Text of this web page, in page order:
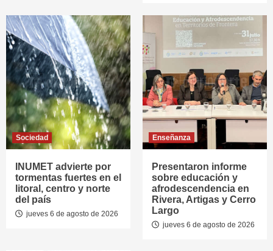
Sociedad
INUMET advierte por
tormentas fuertes en el
litoral, centro y norte
del país
jueves 6 de agosto de 2026
Enseñanza
Presentaron informe
sobre educación y
afrodescendencia en
Rivera, Artigas y Cerro
Largo
jueves 6 de agosto de 2026